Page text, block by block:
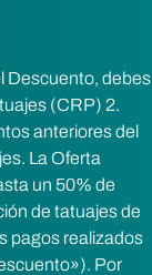
Descuento, debes
(CRP) 2.
anteriores del
La Oferta
un 50% de
de tatuajes de
pagos realizados
Por